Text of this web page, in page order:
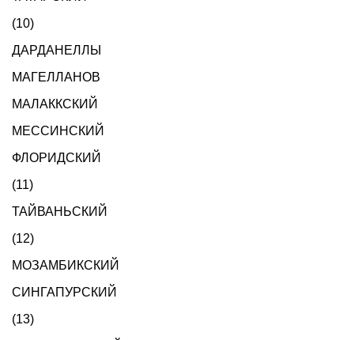
(10)
ДАРДАНЕЛЛЫ
МАГЕЛЛАНОВ
МАЛАККСКИЙ
МЕССИНСКИЙ
ФЛОРИДСКИЙ
(11)
ТАЙВАНЬСКИЙ
(12)
МОЗАМБИКСКИЙ
СИНГАПУРСКИЙ
(13)